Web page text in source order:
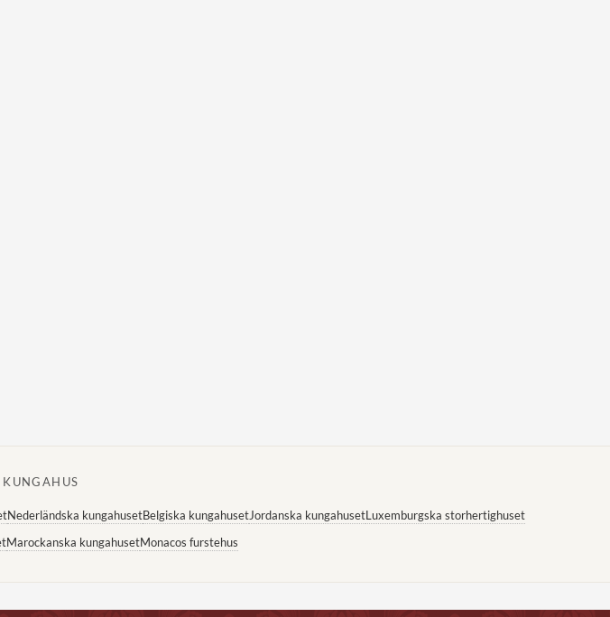
Nederländska kungahusetBelgiska kungahusetJordanska kungahusetLuxemburgska storhertighuset
Marockanska kungahusetMonacos furstehus